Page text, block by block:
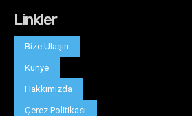
Linkler
Bize Ulaşın
Künye
Hakkımızda
Çerez Politikası